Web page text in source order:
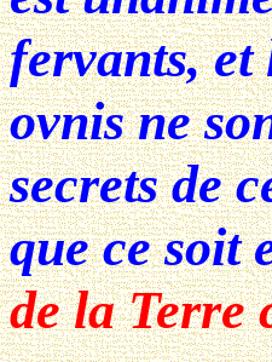
fervants, et
ovnis ne
secrets de
que ce soit
de la Terre